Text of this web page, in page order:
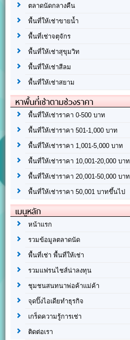
ตลาดนัดกลางคืน
พื้นที่ให้เช่าขายน้ำ
พื้นที่เช่าจตุจักร
พื้นที่ให้เช่าสุขุมวิท
พื้นที่ให้เช่าสีลม
พื้นที่ให้เช่าสยาม
หาพื้นที่เช่าตามช่วงราคา
พื้นที่ให้เช่าราคา 0-500 บาท
พื้นที่ให้เช่าราคา 501-1,000 บาท
พื้นที่ให้เช่าราคา 1,001-5,000 บาท
พื้นที่ให้เช่าราคา 10,001-20,000 บาท
พื้นที่ให้เช่าราคา 20,001-50,000 บาท
พื้นที่ให้เช่าราคา 50,001 บาทขึ้นไป
เมนูหลัก
หน้าแรก
รวมข้อมูลตลาดนัด
พื้นที่เช่า พื้นที่ให้เช่า
รวมแฟรนไชส์น่าลงทุน
ชุมชนสนทนาพ่อค้าแม่ค้า
จุดปิ๊งไอเดียทำธุรกิจ
เกร็ดความรู้การเช่า
ติดต่อเรา